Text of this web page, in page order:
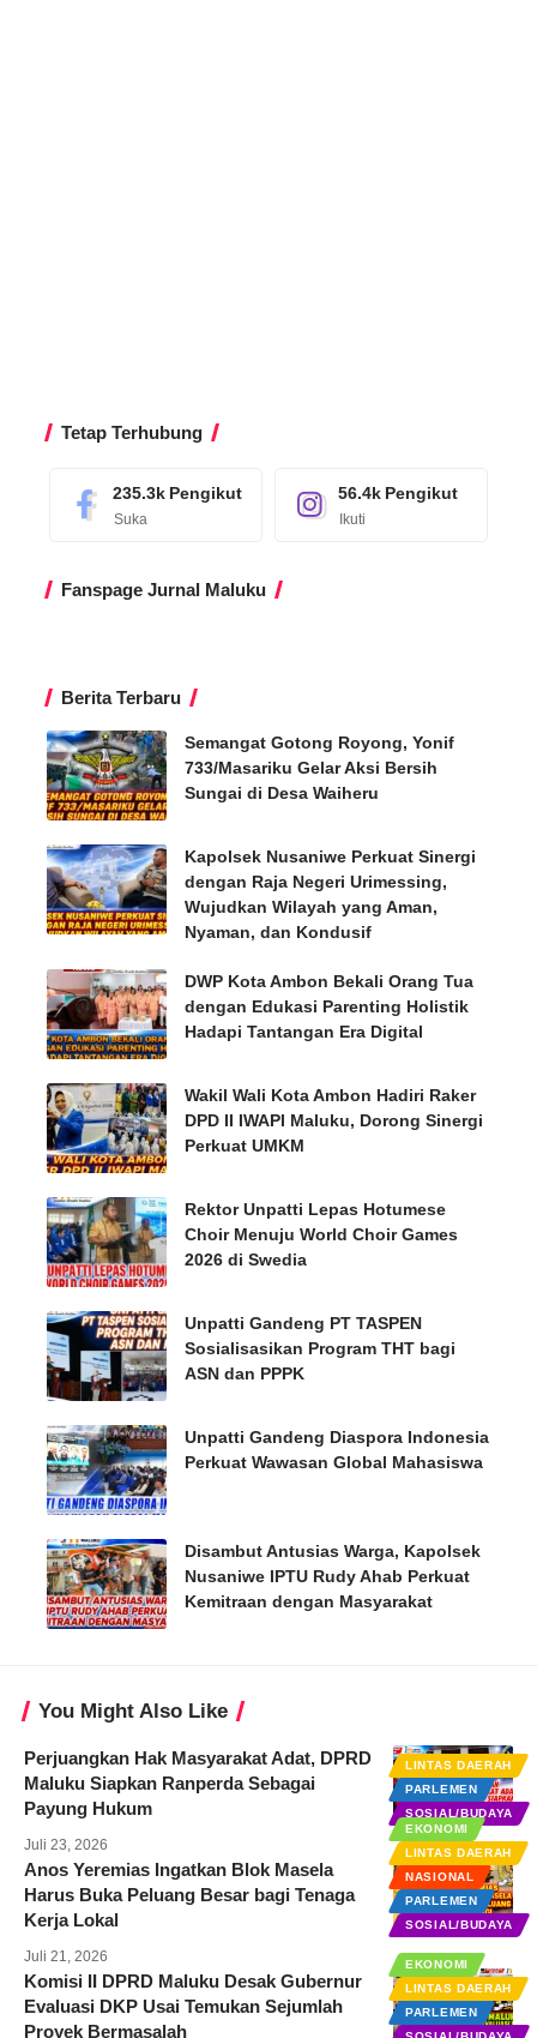
Tetap Terhubung
235.3k Pengikut
Suka
56.4k Pengikut
Ikuti
Fanspage Jurnal Maluku
Berita Terbaru
Semangat Gotong Royong, Yonif
733/Masariku Gelar Aksi Bersih
Sungai di Desa Waiheru
Kapolsek Nusaniwe Perkuat Sinergi
dengan Raja Negeri Urimessing,
Wujudkan Wilayah yang Aman,
Nyaman, dan Kondusif
DWP Kota Ambon Bekali Orang Tua
dengan Edukasi Parenting Holistik
Hadapi Tantangan Era Digital
Wakil Wali Kota Ambon Hadiri Raker
DPD II IWAPI Maluku, Dorong Sinergi
Perkuat UMKM
Rektor Unpatti Lepas Hotumese
Choir Menuju World Choir Games
2026 di Swedia
Unpatti Gandeng PT TASPEN
Sosialisasikan Program THT bagi
ASN dan PPPK
Unpatti Gandeng Diaspora Indonesia
Perkuat Wawasan Global Mahasiswa
Disambut Antusias Warga, Kapolsek
Nusaniwe IPTU Rudy Ahab Perkuat
Kemitraan dengan Masyarakat
You Might Also Like
LINTAS DAERAH
PARLEMEN
SOSIAL/BUDAYA
Perjuangkan Hak Masyarakat Adat, DPRD
Maluku Siapkan Ranperda Sebagai
Payung Hukum
Juli 23, 2026
EKONOMI
LINTAS DAERAH
NASIONAL
PARLEMEN
SOSIAL/BUDAYA
Anos Yeremias Ingatkan Blok Masela
Harus Buka Peluang Besar bagi Tenaga
Kerja Lokal
Juli 21, 2026
EKONOMI
LINTAS DAERAH
PARLEMEN
Komisi II DPRD Maluku Desak Gubernur
Evaluasi DKP Usai Temukan Sejumlah
Proyek Bermasalah